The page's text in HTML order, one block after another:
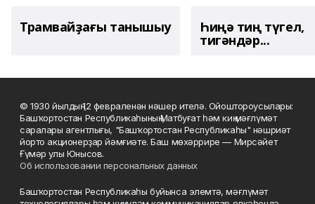
Трамвайҙағы танышыу Һиңә тиң түгел,
тигәндәр...
© 1930 йылдың 12 февраленән нәшер ителә. Ойоштороусылары:
Башҡортостан Республикаһының Матбуғат һәм киң мәғлүмәт
саралары агентлығы, "Башҡортостан Республикаһы" нәшриәт
йорто акционерҙар йәмғиәте. Баш мөхәррире — Мирсәйет
Ғүмәр улы Юнысов.
Об использовании персональных данных
Башҡортостан Республикаһы буйынса элемтә, мәғлүмәт